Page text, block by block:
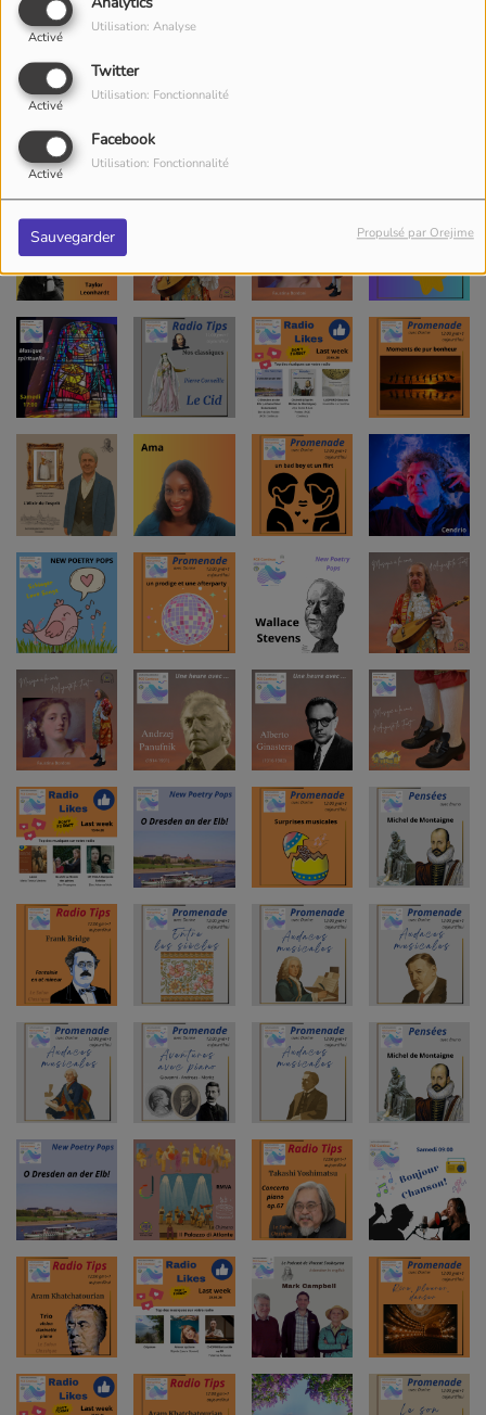
Activé
Utilisation: Analyse
Twitter
Activé
Utilisation: Fonctionnalité
Facebook
Activé
Utilisation: Fonctionnalité
Sauvegarder Propulsé par Orejime